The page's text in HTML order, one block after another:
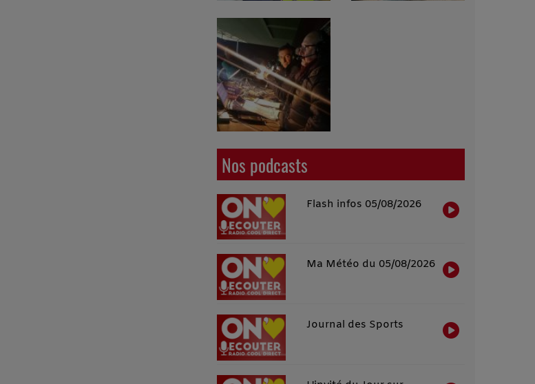
Nos podcasts
Flash infos 05/08/2026
Ma Météo du 05/08/2026
Journal des Sports